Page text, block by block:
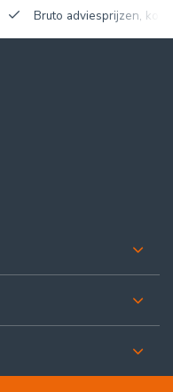
Bruto adviesprijzen,